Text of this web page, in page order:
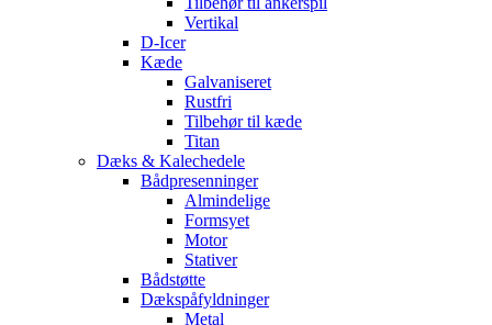
Vertikal
D-Icer
Kæde
Galvaniseret
Rustfri
Tilbehør til kæde
Titan
Dæks & Kalechedele
Bådpresenninger
Almindelige
Formsyet
Motor
Stativer
Bådstøtte
Dækspåfyldninger
Metal